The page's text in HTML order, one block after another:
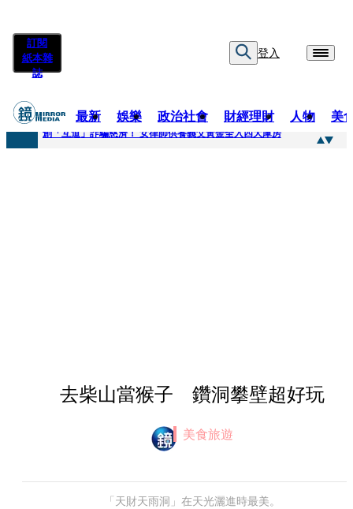
訂閱
紙本雜
誌
登入
最新 娛樂 政治社會 財經理財 人物 美
快訊
創「互道」詐騙慈濟！ 女律師供養義父黃金全入四大庫房
去柴山當猴子 鑽洞攀壁超好玩
美食旅遊
「天財天雨洞」在天光灑進時最美。